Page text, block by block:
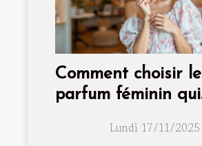
Comment choisir le
parfum féminin qui
Lundi 17/11/2025